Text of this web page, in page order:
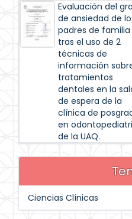
Evaluación del
de ansiedad de
padres de familia
tras el uso de 2
técnicas de
información
tratamientos
dentales en la
de espera de la
clínica de
en
de la UAQ.
Ciencias Clínicas